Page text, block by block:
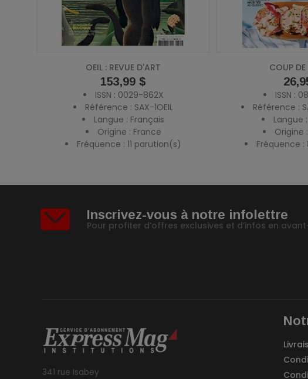
OEIL : REVUE D'ART
Prix
153,99 $
ISSN : 0029-862X
Référence : SAX-1OEIL
Langue : Français
Origine : France
Fréquence : 11 parution(s)
COUP
Prix
ISSN :
Référence :
Langue
Origine
Fréquence
Inscrivez-vous à notre infolettre
Pour profiter d’offres exclusives et d’infos en
341 rue Isabey